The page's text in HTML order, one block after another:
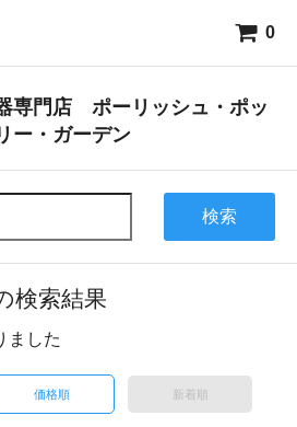
0
専門店 ポーリッシュ・ポッ
ー・ガーデン
検索
検索結果
ました
価格順 新着順